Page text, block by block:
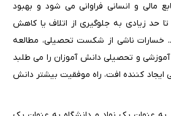
مالی و انسانی فراوانی می شود و بهبود
حد زیادی به جلوگیری از اتلاف یا کاهش
خسارات ناشی از شکست تحصیلی، مطالعه
و تحصیلی دانش آموزان را می طلبد
ایجاد کننده افت، راه موفقیت بیشتر دانش